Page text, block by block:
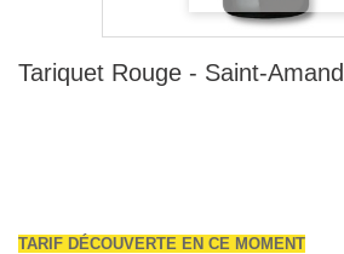
Tariquet Rouge - Saint-Amand
TARIF DÉCOUVERTE EN CE MOMENT